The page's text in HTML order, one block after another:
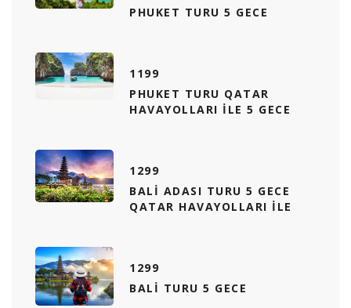
PHUKET TURU 5 GECE
1199
PHUKET TURU QATAR
HAVAYOLLARI ILE 5 GECE
1299
BALI ADASI TURU 5 GECE
QATAR HAVAYOLLARI ILE
1299
BALI TURU 5 GECE